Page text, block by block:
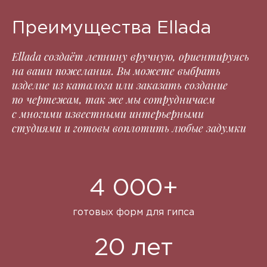
Преимущества Ellada
Ellada создаёт лепнину вручную, ориентируясь
на ваши пожелания. Вы можете выбрать
изделие из каталога или заказать создание
по чертежам, так же мы сотрудничаем
с многими известными интерьерными
студиями и готовы воплотить любые задумки
4 000+
готовых форм для гипса
20 лет